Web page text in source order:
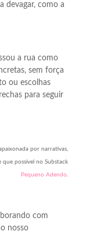
devagar, como a
a rua como
sem força
ou escolhas
para seguir
por narrativas,
possível no Substack
Pequeno Adendo.
com
nosso